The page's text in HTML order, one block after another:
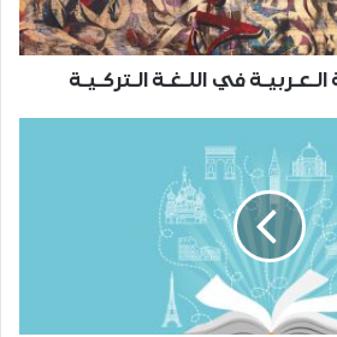
في اللـغـة الـتركـيـة